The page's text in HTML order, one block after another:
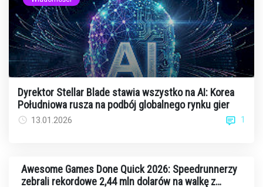
Dyrektor Stellar Blade stawia wszystko na AI: Korea
Południowa rusza na podbój globalnego rynku gier
13.01.2026 1
Awesome Games Done Quick 2026: Speedrunnerzy
zebrali rekordowe 2,44 mln dolarów na walkę z